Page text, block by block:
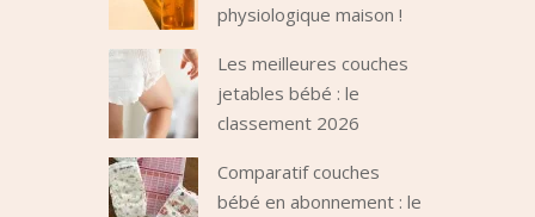
physiologique maison !
Les meilleures couches
jetables bébé : le
classement 2026
Comparatif couches
bébé en abonnement : le